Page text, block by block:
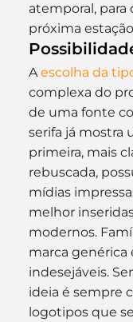
atemporal,
próxima
A escolha da
complexa do
de uma fonte
serifa já mostra
primeira, mais
rebuscada,
mídias
melhor
modernos.
marca genérica
indesejáveis.
ideia é sempre
logotipos que